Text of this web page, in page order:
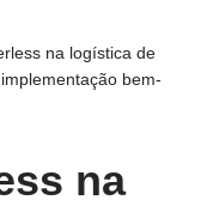
na logística de
bem-
na